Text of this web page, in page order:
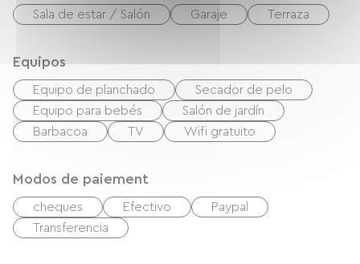
Sala de estar / Salón Garaje Terraza
Equipos
Equipo de planchado
Secador de pelo
Equipo para bebés
Salón de jardín
Barbacoa
TV Wifi gratuito
Modos de paiement
cheques Efectivo
Paypal
Transferencia